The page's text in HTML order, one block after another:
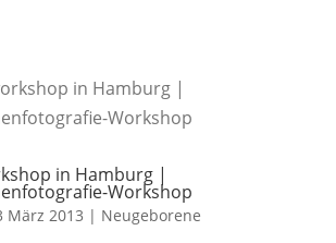
in Hamburg |
Workshop
März 2013 | Neugeborene